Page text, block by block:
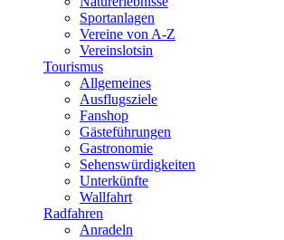
Sportanlagen
Vereine von A-Z
Vereinslotsin
Tourismus
Allgemeines
Ausflugsziele
Fanshop
Gästeführungen
Gastronomie
Sehenswürdigkeiten
Unterkünfte
Wallfahrt
Radfahren
Anradeln